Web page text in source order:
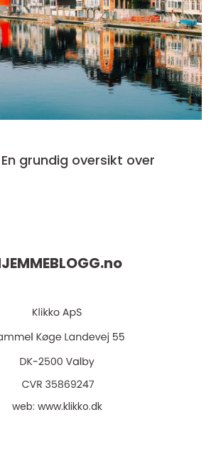
grundig oversikt over
no
web: www.klikko.dk